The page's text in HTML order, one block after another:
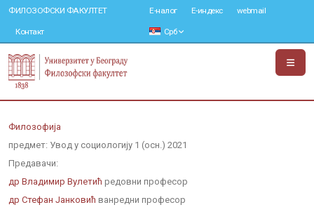
ФИЛОЗОФСКИ ФАКУЛТЕТ
Контакт
Е-налог Е-индекс webmail
Срб
Филозофија
предмет: Увод у социологију 1 (осн.) 2021
Предавачи:
др Владимир Вулетић редовни професор
др Стефан Јанковић ванредни професор